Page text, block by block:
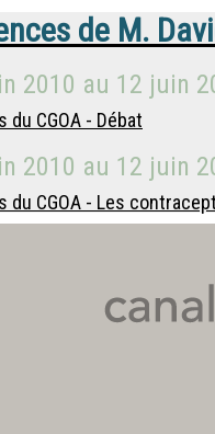
de M.
2010 au 12 juin
du CGOA - Débat
2010 au 12 juin
du CGOA - Les